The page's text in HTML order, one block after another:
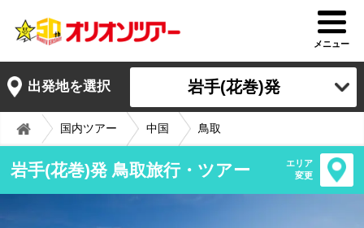
メニュー
出発地を選択 岩手(花巻)発
国内ツアー 中国 鳥取
岩手(花巻)発 鳥取旅行・ツアー
エリア
変更